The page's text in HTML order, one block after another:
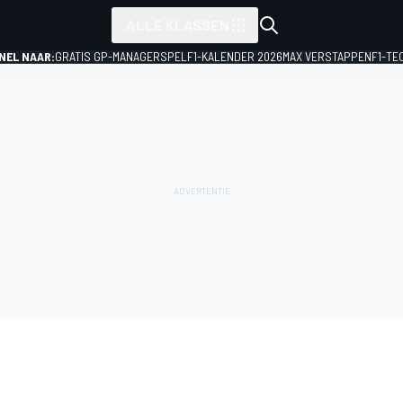
NAAR:GRATIS GP-MANAGERSPEL F1-KALENDER 2026MAX VERSTAPPENF1-